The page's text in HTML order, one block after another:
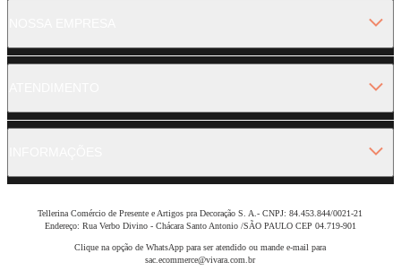
Tellerina Comércio de Presente e Artigos pra Decoração S. A.- CNPJ: 84.453.844/0021-21
Endereço: Rua Verbo Divino - Chácara Santo Antonio /SÃO PAULO CEP 04.719-901
Clique na opção de WhatsApp para ser atendido ou mande e-mail para
sac.ecommerce@vivara.com.br